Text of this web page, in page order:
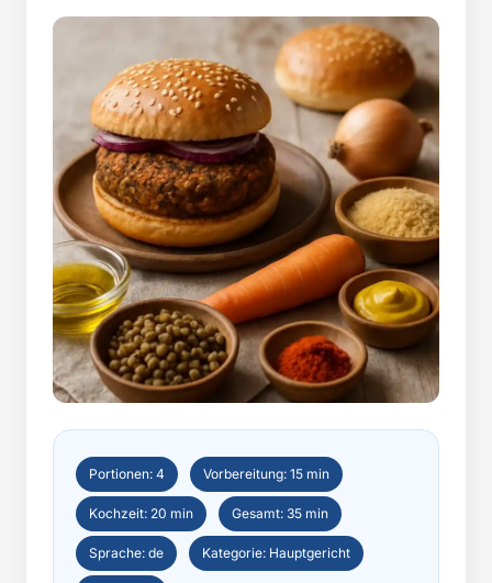
Portionen: 4 Vorbereitung: 15 min
Kochzeit: 20 min Gesamt: 35 min
Sprache: de Kategorie: Hauptgericht